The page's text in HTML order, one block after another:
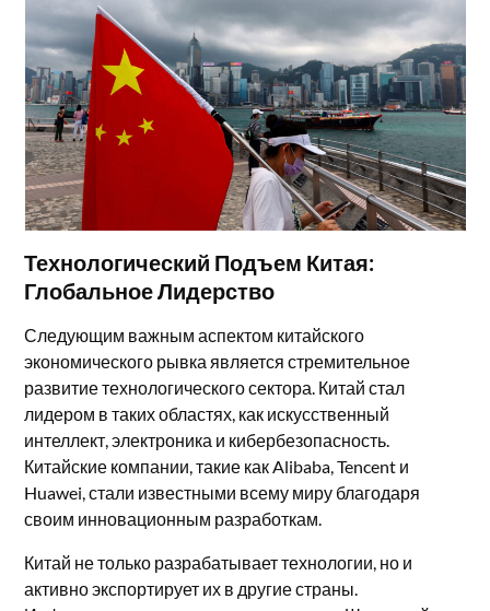
Технологический Подъем Китая:
Глобальное Лидерство
Следующим важным аспектом китайского
экономического рывка является стремительное
развитие технологического сектора. Китай стал
лидером в таких областях, как искусственный
интеллект, электроника и кибербезопасность.
Китайские компании, такие как Alibaba, Tencent и
Huawei, стали известными всему миру благодаря
своим инновационным разработкам.
Китай не только разрабатывает технологии, но и
активно экспортирует их в другие страны.